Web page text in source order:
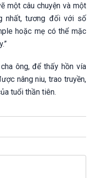
một câu chuyện và một
nhất, tương đối với số
hoặc mẹ có thể mặc
ông, để thấy hồn vía
nâng niu, trao truyền,
tuổi thần tiên.